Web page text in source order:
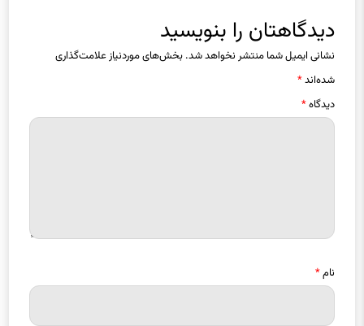
دیدگاهتان را بنویسید
نشانی ایمیل شما منتشر نخواهد شد. بخش‌های موردنیاز علامت‌گذاری
شده‌اند*
دیدگاه*
نام*